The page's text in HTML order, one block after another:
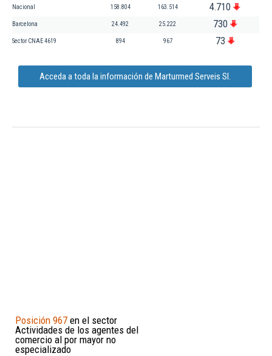
Nacional 158.804 163.514 4.710
Barcelona 24.492 25.222 730
Sector CNAE 4619 894 967 73
Acceda a toda la información de Marturmed Serveis Sl.
Posición 967 en el sector
Actividades de los agentes del
comercio al por mayor no
especializado